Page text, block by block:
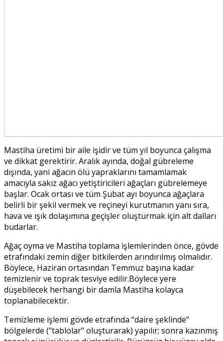
Mastiha üretimi bir aile işidir ve tüm yıl boyunca çalışma
ve dikkat gerektirir. Aralık ayında, doğal gübreleme
dışında, yani ağacın ölü yapraklarını tamamlamak
amacıyla sakız ağacı yetiştiricileri ağaçları gübrelemeye
başlar. Ocak ortası ve tüm Şubat ayı boyunca ağaçlara
belirli bir şekil vermek ve reçineyi kurutmanın yanı sıra,
hava ve ışık dolaşımına geçişler oluşturmak için alt dalları
budarlar.
Ağaç oyma ve Mastiha toplama işlemlerinden önce, gövde
etrafındaki zemin diğer bitkilerden arındırılmış olmalıdır.
Böylece, Haziran ortasından Temmuz başına kadar
temizlenir ve toprak tesviye edilir.Böylece yere
düşebilecek herhangi bir damla Mastiha kolayca
toplanabilecektir.
Temizleme işlemi gövde etrafında “daire şeklinde”
bölgelerde ("tablolar" oluşturarak) yapılır; sonra kazınmış